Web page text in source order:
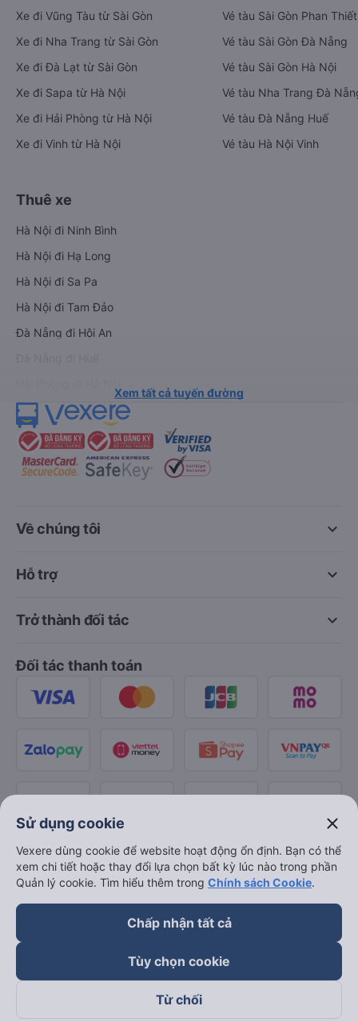
Xe đi Vũng Tàu từ Sài Gòn
Xe đi Nha Trang từ Sài Gòn
Xe đi Đà Lạt từ Sài Gòn
Xe đi Sapa từ Hà Nội
Xe đi Hải Phòng từ Hà Nội
Xe đi Vinh từ Hà Nội
Vé tàu Sài Gòn Phan Thiết
Vé tàu Sài Gòn Đà Nẵng
Vé tàu Sài Gòn Hà Nội
Vé tàu Nha Trang Đà
Vé tàu Đà Nẵng Huế
Vé tàu Hà Nội Vinh
Thuê xe
Hà Nội đi Ninh Bình
Hà Nội đi Hạ Long
Hà Nội đi Sa Pa
Hà Nội đi Tam Đảo
Đà Nẵng đi Hội An
Xem tất cả tuyến đường
keyboard_arrow_down
Về chúng tôi
keyboard_arrow_down
Hỗ trợ
keyboard_arrow_down
Trở thành đối tác
Đối tác thanh toán
Sử dụng cookie close
Vexere dùng cookie để website hoạt động ổn định. Bạn có thể
xem chi tiết hoặc thay đổi lựa chọn bất kỳ lúc nào trong phần
Quản lý cookie. Tìm hiểu thêm trong Chính sách Cookie.
Chấp nhận tất cả
Tùy chọn cookie
Từ chối